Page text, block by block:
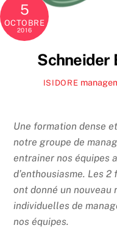
5
OCTOBRE
2016
Schneider
ISIDORE
Une formation dense
notre groupe de
entrainer nos équipes
d’enthousiasme. Les
ont donné un
individuelles de
nos équipes.